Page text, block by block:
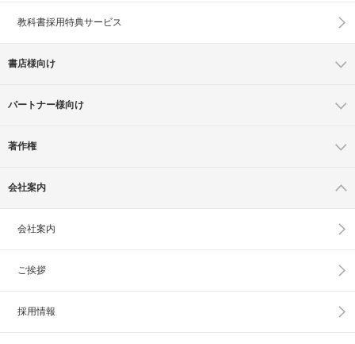
教科書採用特典サービス
書店様向け
パートナー様向け
著作権
会社案内
会社案内
ご挨拶
採用情報